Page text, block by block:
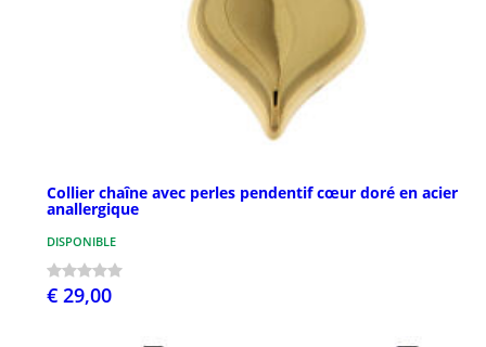
Collier chaîne avec perles pendentif cœur doré en acier
anallergique
DISPONIBLE
€ 29,00